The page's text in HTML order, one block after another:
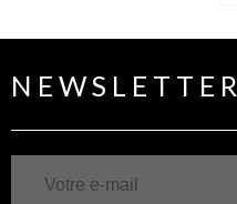
NEWSLETTER